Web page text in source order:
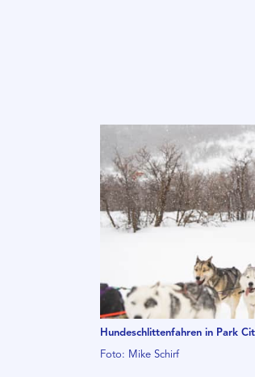
Hundeschlittenfahren in Park
Foto: Mike Schirf